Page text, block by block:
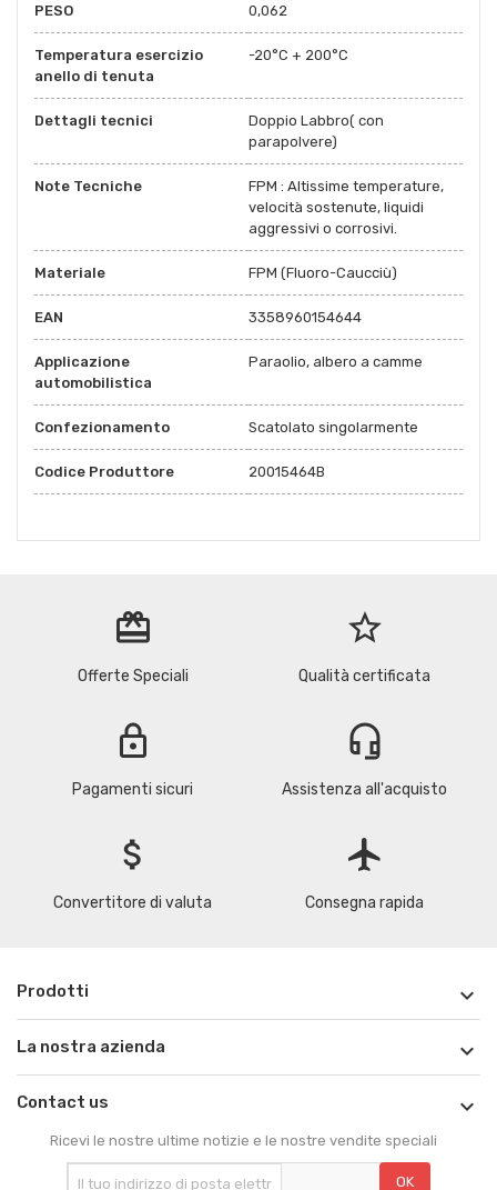
PESO 0,062
Temperatura esercizio
anello di tenuta
-20°C + 200°C
Dettagli tecnici
Doppio Labbro( con
parapolvere)
Note Tecniche
FPM : Altissime temperature,
velocità sostenute, liquidi
aggressivi o corrosivi.
Materiale FPM (Fluoro-Caucciù)
EAN 3358960154644
Applicazione
automobilistica
Paraolio, albero a camme
Confezionamento Scatolato singolarmente
Codice Produttore 20015464B
redeem
Offerte Speciali
star_border
Qualità certificata
lock
Pagamenti sicuri
headset_mic
Assistenza all'acquisto
attach_money
Convertitore di valuta
flight
Consegna rapida
Prodotti 
La nostra azienda 
Contact us 
Ricevi le nostre ultime notizie e le nostre vendite speciali